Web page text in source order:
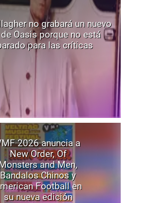
no grabará un nuevo
Oasis porque no está
para las críticas
2026 anuncia a
New Order, Of
and Men,
Bandalos Chinos y
Football en
su nueva edición